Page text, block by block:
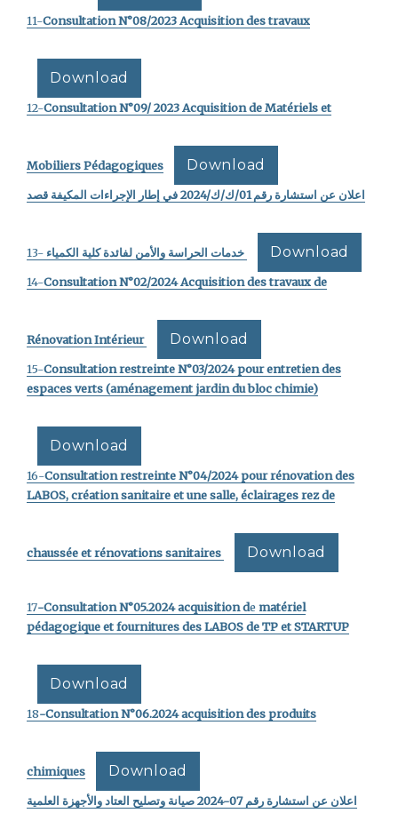
11-ConsultationN°08/2023 Acquisition des travaux
Download
12-Consultation N°09/ 2023 Acquisition de Matériels et
Mobiliers Pédagogiques Download
اعلان عن استشارة رقم 01/ك/ك/2024 في إطار الإجراءات المكيفة قصد
خدمات الحراسة والأمن لفائدة كلية الكمياء Download
14-Consultation N°02/2024 Acquisition des travaux de
Rénovation Intérieur Download
15-Consultation restreinte N°03/2024 pour entretien des
espaces verts (aménagement jardin du bloc chimie)
Download
16-Consultation restreinte N°04/2024 pour rénovation des
LABOS, création sanitaire et une salle, éclairages rez de
chaussée et rénovations sanitaires Download
17-Consultation N°05.2024acquisition de matériel
pédagogique et fournitures des LABOS de TP et STARTUP
Download
18-Consultation N°06.2024 acquisition des produits
chimiques Download
اعلان عن استشارة رقم 07-2024 صيانة وتصليح العتاد والأجهزة العلمية